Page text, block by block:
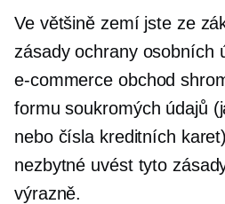
Ve většině zemí jste ze
zásady ochrany osobních
e-commerce obchod
formu soukromých údajů
nebo čísla kreditních
nezbytné uvést tyto
výrazně.